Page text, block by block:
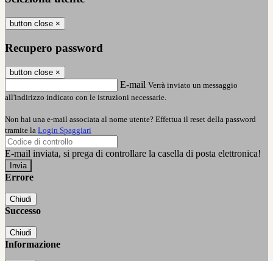
button close ×
Recupero password
button close ×
E-mail Verrà inviato un messaggio
all'indirizzo indicato con le istruzioni necessarie.
Non hai una e-mail associata al nome utente? Effettua il reset della password
tramite la Login Spaggiari
E-mail inviata, si prega di controllare la casella di posta elettronica!
Errore
Chiudi
Successo
Chiudi
Informazione